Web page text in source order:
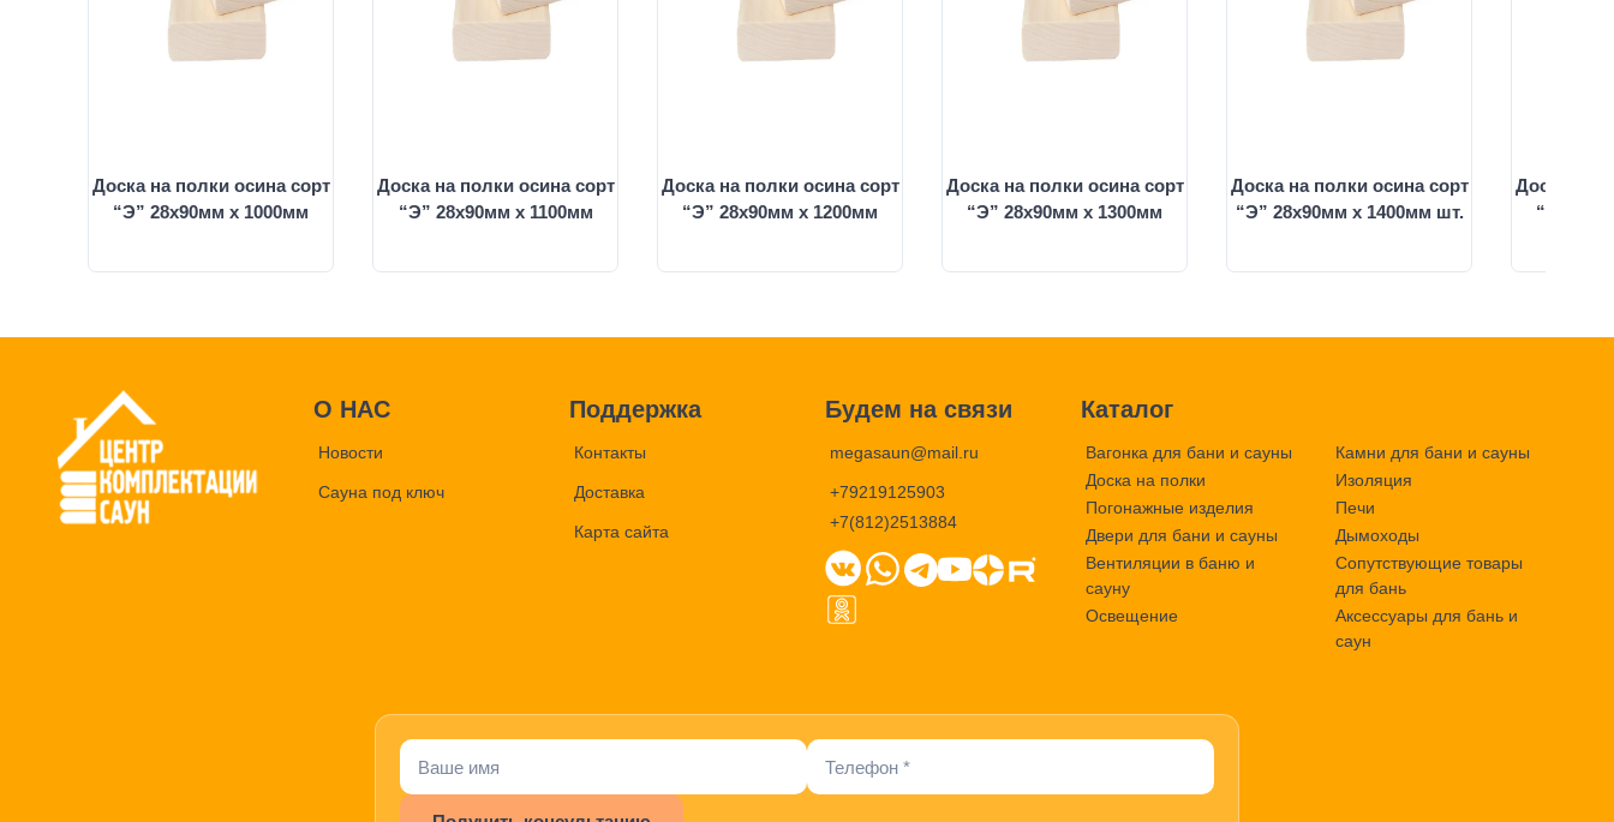
Доска на полки осина сорт
“Э” 28х90мм х 1000мм
Доска на полки осина сорт
“Э” 28х90мм х 1100мм
Доска на полки осина сорт
“Э” 28х90мм х 1200мм
Доска на полки осина сорт
“Э” 28х90мм х 1300мм
Доска на полки осина сорт
“Э” 28х90мм х 1400мм шт.
Доска на
“Э”
О НАС
Новости
Сауна под ключ
Поддержка
Контакты
Доставка
Карта сайта
Будем на связи
megasaun@mail.ru
+79219125903
+7(812)2513884
Каталог
Вагонка для бани и сауны
Доска на полки
Погонажные изделия
Двери для бани и сауны
Вентиляции в баню и
сауну
Освещение
Камни для бани и сауны
Изоляция
Печи
Дымоходы
Сопутствующие товары
для бань
Аксессуары для бань и
саун